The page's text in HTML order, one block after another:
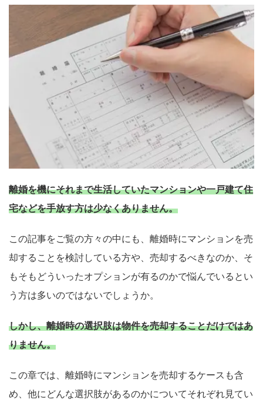
離婚を機にそれまで生活していたマンションや一戸建て住
宅などを手放す方は少なくありません。
この記事をご覧の方々の中にも、離婚時にマンションを売
却することを検討している方や、売却するべきなのか、そ
もそもどういったオプションが有るのかで悩んでいるとい
う方は多いのではないでしょうか。
しかし、離婚時の選択肢は物件を売却することだけではあ
りません。
この章では、離婚時にマンションを売却するケースも含
め、他にどんな選択肢があるのかについてそれぞれ見てい